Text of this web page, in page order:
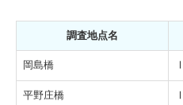
調査地点名
岡島橋
平野庄橋